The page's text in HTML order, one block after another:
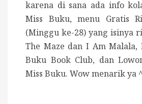
karena di sana ada info
Miss Buku, menu Gratis
(Minggu ke-28) yang isinya
The Maze dan I Am Malala,
Buku Book Club, dan
Miss Buku. Wow menarik ya